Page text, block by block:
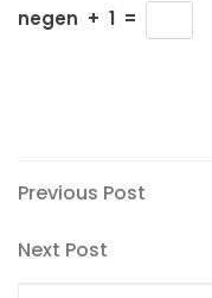
negen + 1 =
Bericht
navigatie
Previous
Previous Post
Next
Next Post